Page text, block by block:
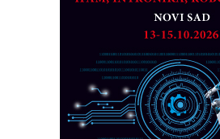
Marcom-plast d.o.o.- vaš
partner
CTO - Prilagodite svoju
obradu!
Razvoj asortimanskog
PLC AKYTEC